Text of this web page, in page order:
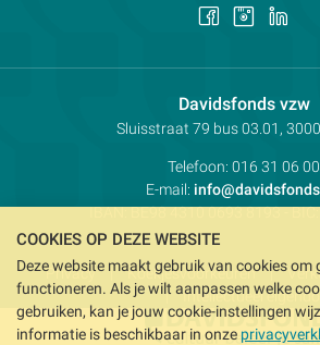
Davidsfonds vzw
Adres:
Sluisstraat 79 bus 03.01, 3000
Telefoon: 016 31 06 00
E-mail:
IBAN:BE98 4310 0693 8193-
Privacy Koekjesvoorkeuren
Intellectueel
Volg Volg
COOKIES OP DEZE WEBSITE
Deze website maakt gebruik van cookies om
functioneren. Als je wilt aanpassen welke
gebruiken, kan je jouw cookie-instellingen
informatie is beschikbaar in onze